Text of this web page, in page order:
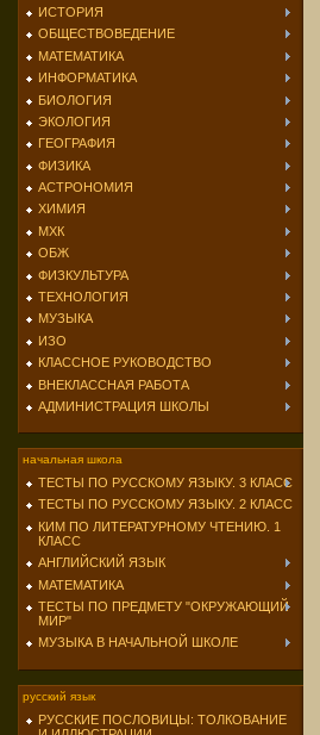
ИСТОРИЯ
ОБЩЕСТВОВЕДЕНИЕ
МАТЕМАТИКА
ИНФОРМАТИКА
БИОЛОГИЯ
ЭКОЛОГИЯ
ГЕОГРАФИЯ
ФИЗИКА
АСТРОНОМИЯ
ХИМИЯ
МХК
ОБЖ
ФИЗКУЛЬТУРА
ТЕХНОЛОГИЯ
МУЗЫКА
ИЗО
КЛАССНОЕ РУКОВОДСТВО
ВНЕКЛАССНАЯ РАБОТА
АДМИНИСТРАЦИЯ ШКОЛЫ
начальная школа
ТЕСТЫ ПО РУССКОМУ ЯЗЫКУ. 3 КЛАСС
ТЕСТЫ ПО РУССКОМУ ЯЗЫКУ. 2 КЛАСС
КИМ ПО ЛИТЕРАТУРНОМУ ЧТЕНИЮ. 1
КЛАСС
АНГЛИЙСКИЙ ЯЗЫК
МАТЕМАТИКА
ТЕСТЫ ПО ПРЕДМЕТУ "ОКРУЖАЮЩИЙ
МИР"
МУЗЫКА В НАЧАЛЬНОЙ ШКОЛЕ
русский язык
РУССКИЕ ПОСЛОВИЦЫ: ТОЛКОВАНИЕ